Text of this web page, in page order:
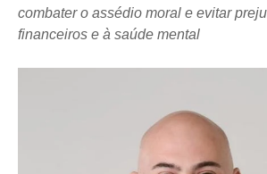
combater o assédio moral e evitar
financeiros e à saúde mental